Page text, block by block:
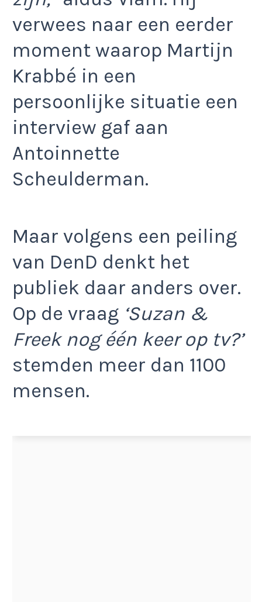
verwees naar een eerder
moment waarop Martijn
Krabbé in een
persoonlijke situatie een
interview gaf aan
Antoinnette
Scheulderman.
Maar volgens een peiling
van DenD denkt het
publiek daar anders over.
Op de vraag ‘Suzan &
Freek nog één keer op tv?’
stemden meer dan 1100
mensen.